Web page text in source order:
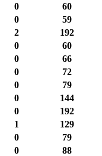
0
60
0
59
2
192
0
60
0
66
0
72
0
79
0
144
0
192
1
129
0
79
0
88